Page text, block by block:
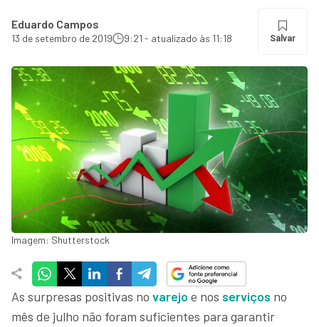
Eduardo Campos
13 de setembro de 2019 9:21 - atualizado às 11:18 Salvar
Imagem: Shutterstock
As surpresas positivas no varejo e nos serviços no
mês de julho não foram suficientes para garantir